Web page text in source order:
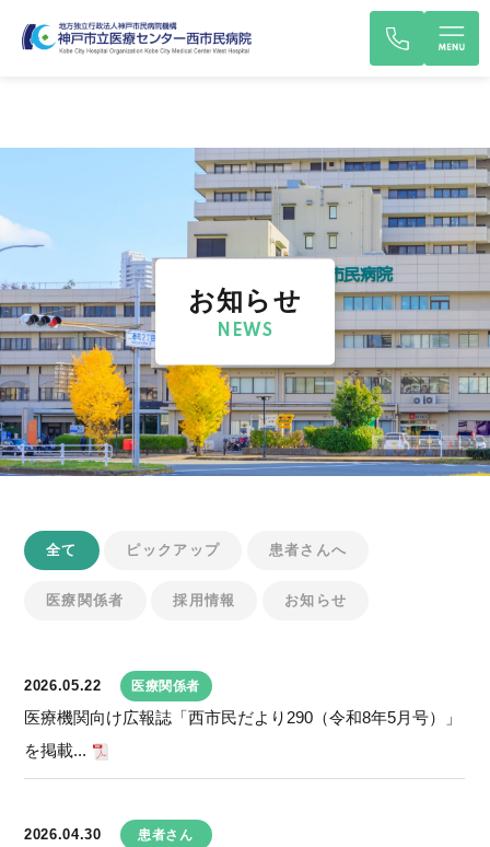
お知らせ
NEWS
全て ピックアップ 患者さんへ
医療関係者 採用情報 お知らせ
2026.05.22 医療関係者
医療機関向け広報誌「西市民だより290（令和8年5月号）」
を掲載...
2026.04.30 患者さん